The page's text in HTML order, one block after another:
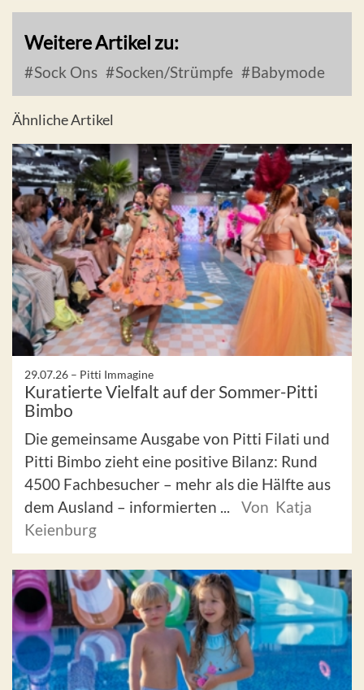
Weitere Artikel zu:
Sock Ons Socken/Strümpfe Babymode
Ähnliche Artikel
29.07.26 – Pitti Immagine
Kuratierte Vielfalt auf der Sommer-Pitti
Bimbo
Die gemeinsame Ausgabe von Pitti Filati und
Pitti Bimbo zieht eine positive Bilanz: Rund
4500 Fachbesucher – mehr als die Hälfte aus
dem Ausland – informierten ...
Von Katja
Keienburg